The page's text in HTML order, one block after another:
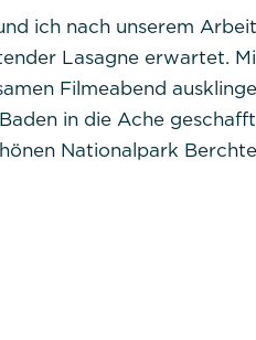
ich nach unserem
Lasagne erwartet.
Filmeabend
in die Ache
Nationalpark
Commerzbank
Cookie Name:
Dauer: 1